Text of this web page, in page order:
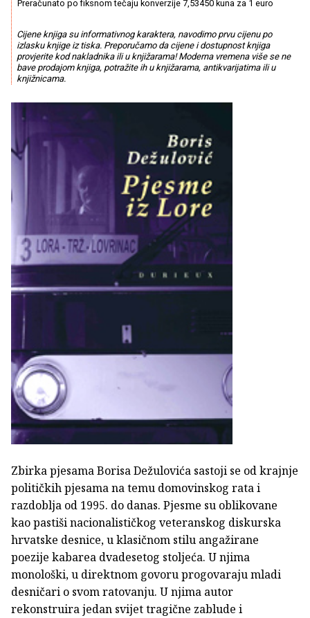
Preračunato po fiksnom tečaju konverzije 7,53450 kuna za 1 euro
Cijene knjiga su informativnog karaktera, navodimo prvu cijenu po
izlasku knjige iz tiska. Preporučamo da cijene i dostupnost knjiga
provjerite kod nakladnika ili u knjižarama! Moderna vremena više se ne
bave prodajom knjiga, potražite ih u knjižarama, antikvarijatima ili u
knjižnicama.
Zbirka pjesama Borisa Dežulovića sastoji se od krajnje
političkih pjesama na temu domovinskog rata i
razdoblja od 1995. do danas. Pjesme su oblikovane
kao pastiši nacionalističkog veteranskog diskurska
hrvatske desnice, u klasičnom stilu angažirane
poezije kabarea dvadesetog stoljeća. U njima
monološki, u direktnom govoru progovaraju mladi
desničari o svom ratovanju. U njima autor
rekonstruira jedan svijet tragične zablude i